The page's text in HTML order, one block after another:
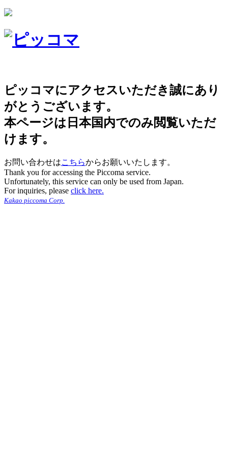
ピッコマにアクセスいただき誠にあり
がとうございます。
本ページは日本国内でのみ閲覧いただ
けます。
お問い合わせはこちらからお願いいたします。
Thank you for accessing the Piccoma service.
Unfortunately, this service can only be used from Japan.
For inquiries, please click here.
Kakao piccoma Corp.